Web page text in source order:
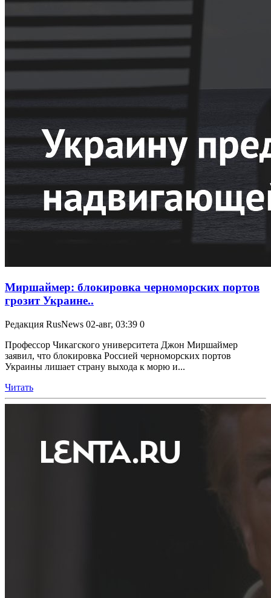
Миршаймер: блокировка черноморских портов
грозит Украине..
Редакция RusNews 02-авг, 03:39 0
Профессор Чикагского университета Джон Миршаймер
заявил, что блокировка Россией черноморских портов
Украины лишает страну выхода к морю и...
Читать